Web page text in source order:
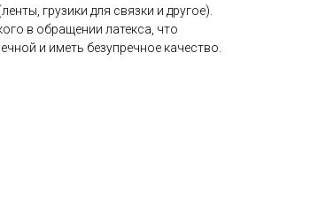
грузики для связки и другое).
в обращении латекса, что
и иметь безупречное качество.